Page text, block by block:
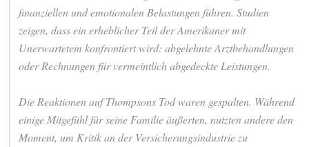
finanziellen und emotionalen Belastungen führen. Studien
zeigen, dass ein erheblicher Teil der Amerikaner mit
Unerwartetem konfrontiert wird: abgelehnte Arztbehandlungen
oder Rechnungen für vermeintlich abgedeckte Leistungen.
Die Reaktionen auf Thompsons Tod waren gespalten. Während
einige Mitgefühl für seine Familie äußerten, nutzten andere den
Moment, um Kritik an der Versicherungsindustrie zu